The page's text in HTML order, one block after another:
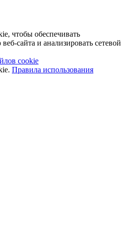
чтобы обеспечивать
сайта и анализировать сетевой
cookie
Правила использования